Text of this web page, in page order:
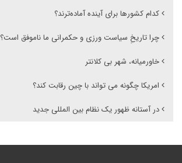
کدام کشورها برای آینده آماده‌ترند؟
چرا تاریخِ سیاست ورزی و حکمرانی ما ناموفق است؟
خاورمیانه، شهر بی کلانتر
امریکا چگونه می تواند با چین رقابت کند؟
در آستانه ظهور یک نظام بین المللی جدید